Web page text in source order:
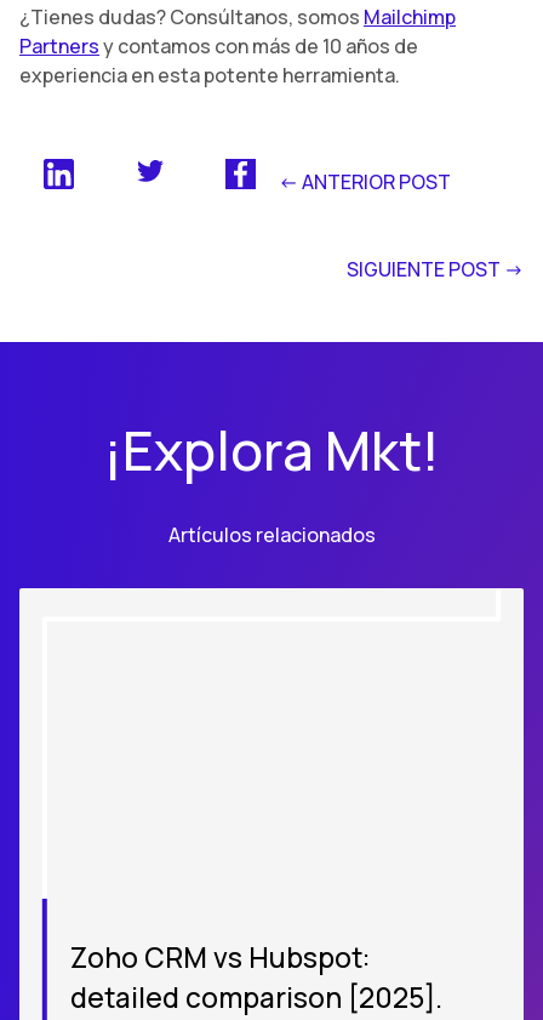
¿Tienes dudas? Consúltanos, somos Mailchimp
Partnersy contamos con más de 10 años de
experiencia en esta potente herramienta.
<- ANTERIOR POST
SIGUIENTE POST ->
¡Explora Mkt!
Artículos relacionados
Zoho CRM vs Hubspot:
detailed comparison [2025].